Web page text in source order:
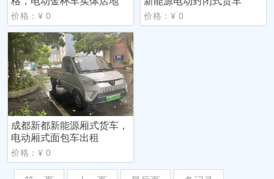
价格：¥ 0 价格：¥ 0
成都新都新能源厢式货车，
电动厢式面包车出租
价格：¥ 0